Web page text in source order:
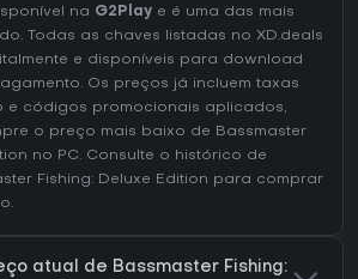
na G2Play e é uma das mais
Todas as chaves listadas no XD.deals
e disponíveis para download
Os preços já incluem taxas
e códigos promocionais aplicados,
o preço mais baixo de Bassmaster
no PC. Consulte o histórico de
Fishing: Deluxe Edition para comprar
atual de Bassmaster Fishing: